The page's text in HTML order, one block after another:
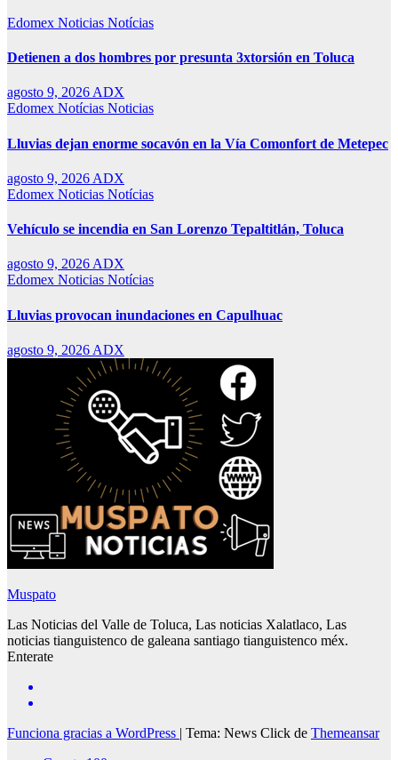
Edomex Noticias Notícias
Detienen a dos hombres por presunta 3xtorsión en Toluca
agosto 9, 2026 ADX
Edomex Notícias Noticias
Lluvias dejan enorme socavón en la Vía Comonfort de Metepec
agosto 9, 2026 ADX
Edomex Noticias Notícias
Vehículo se incendia en San Lorenzo Tepaltitlán, Toluca
agosto 9, 2026 ADX
Edomex Noticias Notícias
Lluvias provocan inundaciones en Capulhuac
agosto 9, 2026 ADX
Muspato
Las Noticias del Valle de Toluca, Las noticias Xalatlaco, Las
noticias tianguistenco de galeana santiago tianguistenco méx.
Enterate
Funciona gracias a WordPress | Tema: News Click de Themeansar